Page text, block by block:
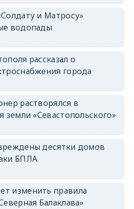
и Матросу»
водопады
рассказал о
города
растворялся в
земли «Севастопольского»
десятки домов
БПЛА
изменить правила
Балаклава»